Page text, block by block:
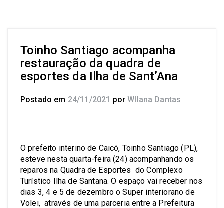
Toinho Santiago acompanha
restauração da quadra de
esportes da Ilha de Sant’Ana
Postado em 24/11/2021 por Wllana Dantas
O prefeito interino de Caicó, Toinho Santiago (PL),
esteve nesta quarta-feira (24) acompanhando os
reparos na Quadra de Esportes do Complexo
Turístico Ilha de Santana. O espaço vai receber nos
dias 3, 4 e 5 de dezembro o Super interiorano de
Volei, através de uma parceria entre a Prefeitura